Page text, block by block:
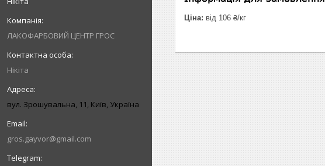
ЛАКОФАРБОВИЙ ЦЕНТР ГРОС
Нікіта
вул. Зрошувальна, 11, Київ, Україна
gros.gayvor@gmail.com
Ціна: від 106 ₴/кг